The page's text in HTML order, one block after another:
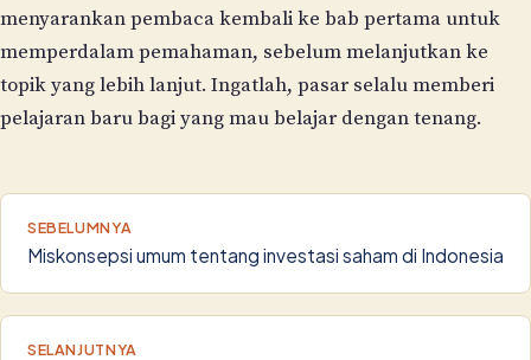
menyarankan pembaca kembali ke bab pertama untuk
memperdalam pemahaman, sebelum melanjutkan ke
topik yang lebih lanjut. Ingatlah, pasar selalu memberi
pelajaran baru bagi yang mau belajar dengan tenang.
SEBELUMNYA
Miskonsepsi umum tentang investasi saham di Indonesia
SELANJUTNYA